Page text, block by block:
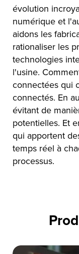
évolution
numérique et
aidons les
rationaliser les
technologies
l'usine.
connectées qui
connectés. En
évitant de
potentielles. Et
qui apportent
temps réel à
processus.